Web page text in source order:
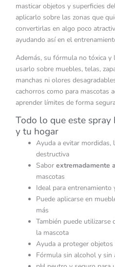
masticar objetos y superficies
aplicarlo sobre las zonas que
convertirlas en algo poco
ayudando así en el
Además, su fórmula no tóxica y
usarlo sobre muebles, telas,
manchas ni olores
cachorros como para mascotas
aprender límites de forma
Todo lo que este
y tu hogar
Ayuda a evitar mordidas,
destructiva
Sabor extremadamente
mascotas
Ideal para entrenamiento
Puede aplicarse en
más
También puede utilizarse
la mascota
Ayuda a proteger
Fórmula sin alcohol y sin